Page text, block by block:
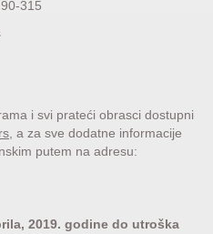
315
i svi prateći obrasci dostupni
, a za sve dodatne informacije
putem na adresu:
2019. godine do utroška